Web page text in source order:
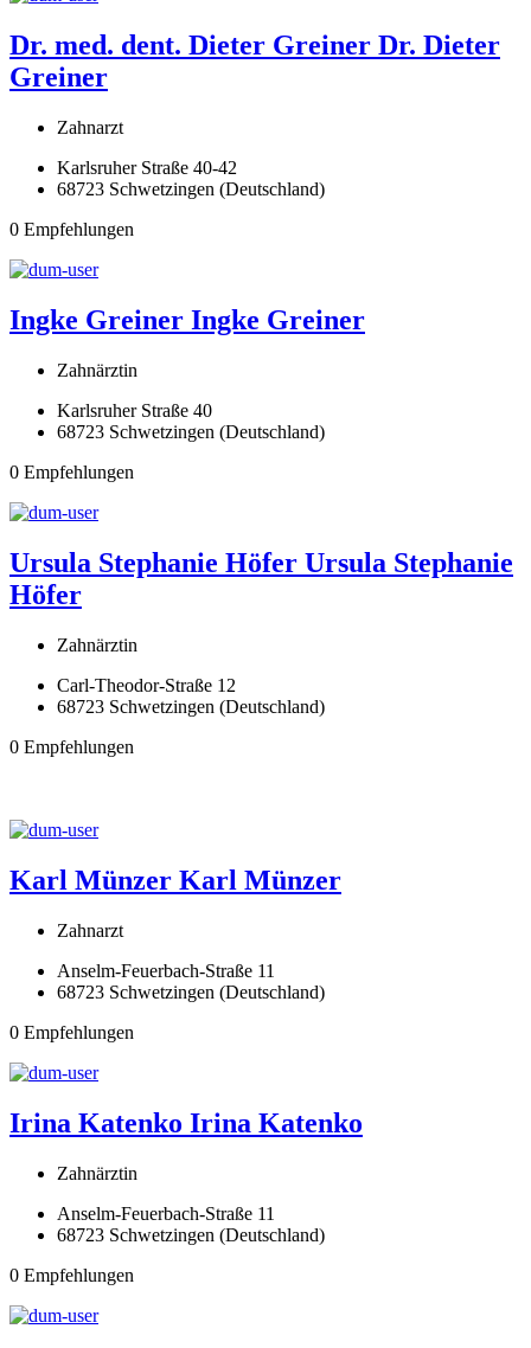
Dr. med. dent. Dieter Greiner Dr. Dieter
Greiner
Zahnarzt
Karlsruher Straße 40-42
68723 Schwetzingen (Deutschland)
0 Empfehlungen
Ingke Greiner Ingke Greiner
Zahnärztin
Karlsruher Straße 40
68723 Schwetzingen (Deutschland)
0 Empfehlungen
Ursula Stephanie Höfer Ursula Stephanie
Höfer
Zahnärztin
Carl-Theodor-Straße 12
68723 Schwetzingen (Deutschland)
0 Empfehlungen
Karl Münzer Karl Münzer
Zahnarzt
Anselm-Feuerbach-Straße 11
68723 Schwetzingen (Deutschland)
0 Empfehlungen
Irina Katenko Irina Katenko
Zahnärztin
Anselm-Feuerbach-Straße 11
68723 Schwetzingen (Deutschland)
0 Empfehlungen